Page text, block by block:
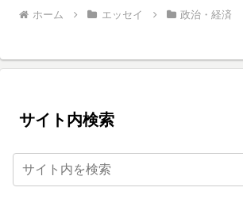
ホーム エッセイ 政治・経済
サイト内検索